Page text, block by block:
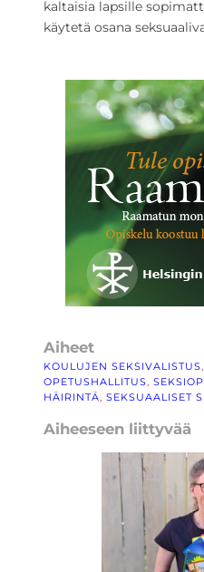
kaltaisia lapsille
käytetä osana
Aiheet
KOULUJEN SEKSIVALISTUS,
OPETUSHALLITUS,
HÄIRINTÄ, SEKSUAALISET
Aiheeseen liittyvää